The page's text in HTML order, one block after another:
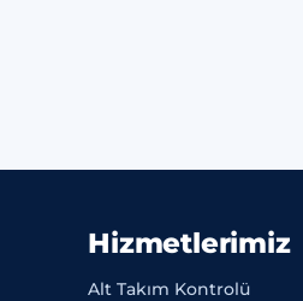
Hizmetlerimiz
Alt Takım Kontrolü